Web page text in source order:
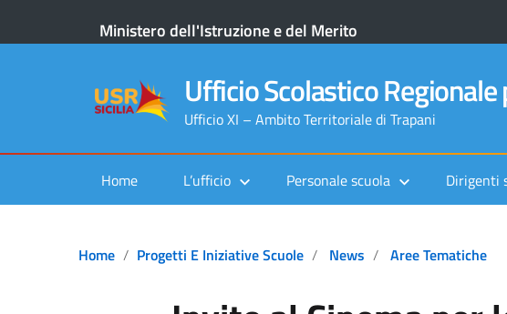
Ministero dell'Istruzione e del Merito
Ufficio Scolastico Regionale
Ufficio XI – Ambito Territoriale di Trapani
Home L’ufficio Personale scuola Dirigenti
Home Progetti E Iniziative Scuole News Aree Tematiche